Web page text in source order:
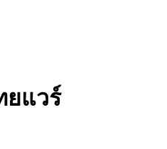
ยแวร์